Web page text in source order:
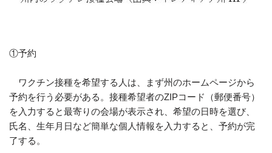
①予約
ワクチン接種を希望する人は、まず州のホームページから
予約を行う必要がある。接種希望者のZIPコード（郵便番号）
を入力すると最寄りの会場が表示され、希望の日時を選び、
氏名、生年月日など簡単な個人情報を入力すると、予約が完
了する。